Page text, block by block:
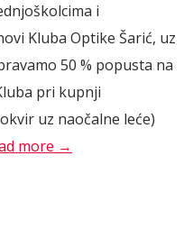
i
Kluba Optike Šarić, uz
50 % popusta na
pri kupnji
uz naočalne leće)
more →